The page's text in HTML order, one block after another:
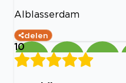
Alblasserdam
delen
10